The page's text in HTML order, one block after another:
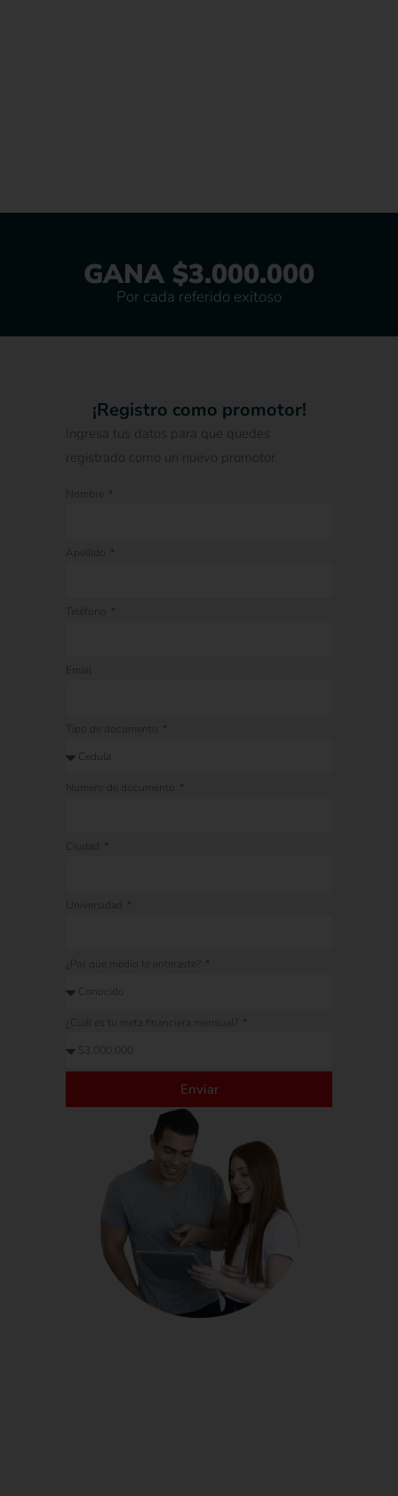
GANA $3.000.000
Por cada referido exitoso
¡Registro como promotor!
Ingresa tus datos para que quedes
registrado como un nuevo promotor
Nombre
Apellido
Teléfono
Email
Tipo de documento
Numero de documento
Ciudad
Universidad
¿Por que medio te enteraste?
¿Cuál es tu meta financiera mensual?
Enviar